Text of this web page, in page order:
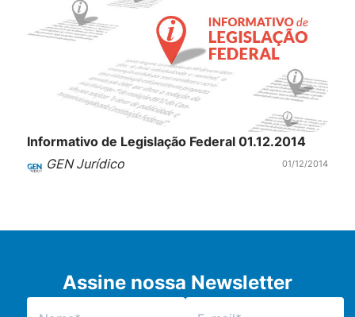
Informativo de Legislação Federal 01.12.2014
GEN Jurídico
01/12/2014
Assine nossa Newsletter